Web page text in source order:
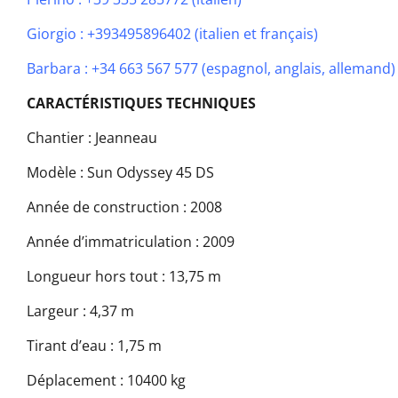
Giorgio : +393495896402 (italien et français)
Barbara : +34 663 567 577 (espagnol, anglais, allemand)
CARACTÉRISTIQUES TECHNIQUES
Chantier : Jeanneau
Modèle : Sun Odyssey 45 DS
Année de construction : 2008
Année d’immatriculation : 2009
Longueur hors tout : 13,75 m
Largeur : 4,37 m
Tirant d’eau : 1,75 m
Déplacement : 10400 kg